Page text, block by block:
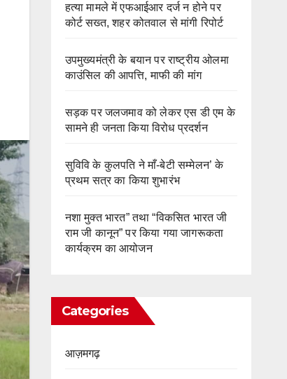
हत्या मामले में एफआईआर दर्ज न होने पर
कोर्ट सख्त, शहर कोतवाल से मांगी रिपोर्ट
उपमुख्यमंत्री के बयान पर राष्ट्रीय ओलमा
काउंसिल की आपत्ति, माफी की मांग
सड़क पर जलजमाव को लेकर एस डी एम के
सामने ही जनता किया विरोध प्रदर्शन
सुविवि के कुलपति ने माँ-बेटी सम्मेलन’ के
प्रथम सत्र का किया शुभारंभ
नशा मुक्त भारत” तथा “विकसित भारत जी
राम जी कानून” पर किया गया जागरूकता
कार्यक्रम का आयोजन
Categories
आज़मगढ़